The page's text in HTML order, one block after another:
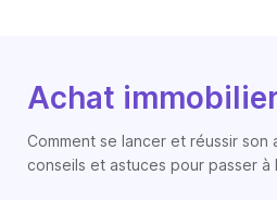
Achat
Comment se lancer et réussir son
conseils et astuces pour passer à